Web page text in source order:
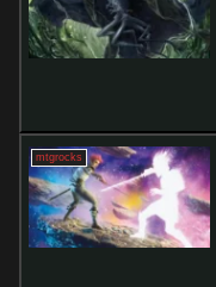
mtgrocks